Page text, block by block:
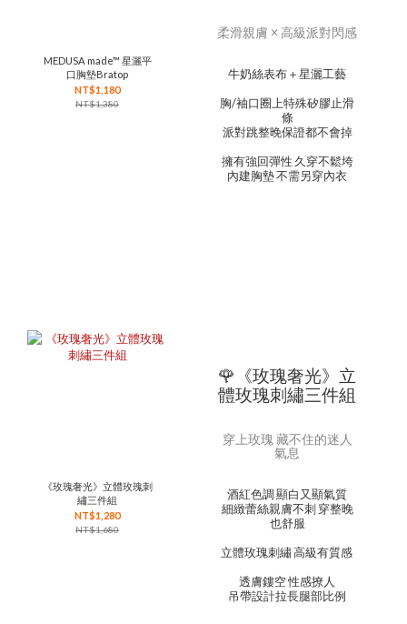
MEDUSA made™ 星灑平
口胸墊Bratop
NT$1,180
NT$1,380
柔滑親膚 × 高級派對閃感
牛奶絲表布＋星灑工藝
胸/袖口圈上特殊矽膠止滑
條
派對跳整晚保證都不會掉
擁有強回彈性 久穿不鬆垮
內建胸墊 不需另穿內衣
《玫瑰奢光》立體玫瑰刺
繡三件組
NT$1,280
NT$1,680
🌹《玫瑰奢光》立
體玫瑰刺繡三件組
穿上玫瑰 藏不住的迷人
氣息
酒紅色調 顯白又顯氣質
細緻蕾絲親膚不刺 穿整晚
也舒服
立體玫瑰刺繡 高級有質感
透膚鏤空 性感撩人
吊帶設計拉長腿部比例